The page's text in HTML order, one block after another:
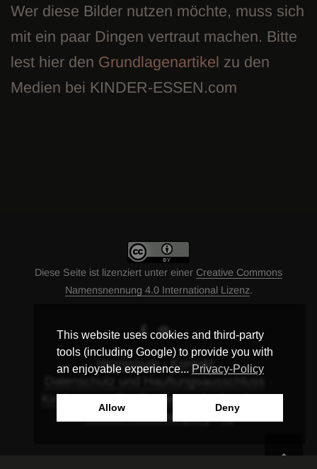
This website uses cookies and third-party
tools (including Google) to provide you with
an enjoyable experience... Privacy-Policy
Allow Deny
Wer diese Bilder nutzen möchte, muss sich
mit ein paar Dingen vertraut machen. Bitte
lest hier den Grundlagenartikel zu den
Medien bei KINDER-ESSEN.com
Diese Seite ist lizenziert unter einer Creative Commons
Namensnennung 4.0 International Lizenz.
Impressum
Kontakt